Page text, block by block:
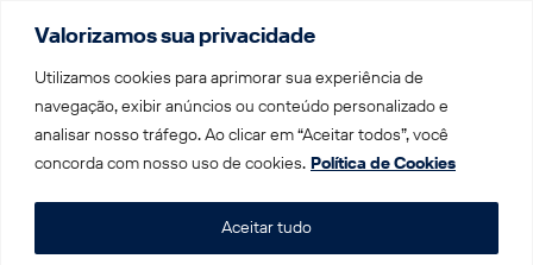
Valorizamos sua privacidade
Utilizamos cookies para aprimorar sua experiência de
navegação, exibir anúncios ou conteúdo personalizado e
analisar nosso tráfego. Ao clicar em “Aceitar todos”, você
concorda com nosso uso de cookies. Política de Cookies
Aceitar tudo
Home | Trens por Destino | Trem na Alemanha